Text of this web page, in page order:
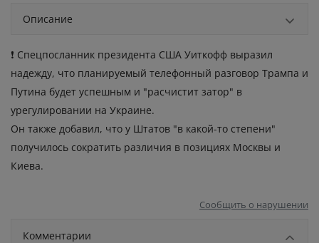
Описание
❗ Спецпосланник президента США Уиткофф выразил
надежду, что планируемый телефонный разговор Трампа и
Путина будет успешным и "расчистит затор" в
урегулировании на Украине.
Он также добавил, что у Штатов "в какой-то степени"
получилось сократить различия в позициях Москвы и
Киева.
Сообщить о нарушении
Комментарии